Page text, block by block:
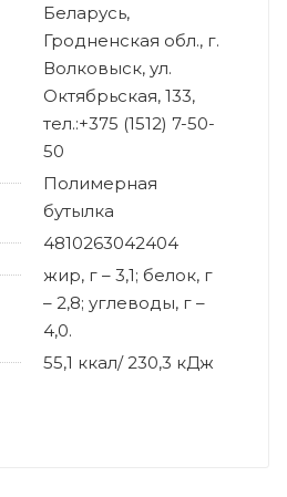
Беларусь,
Гродненская обл., г.
Волковыск, ул.
Октябрьская, 133,
тел.:+375 (1512) 7-50-
50
Полимерная
бутылка
4810263042404
жир, г – 3,1; белок, г
– 2,8; углеводы, г –
4,0.
55,1 ккал/ 230,3 кДж